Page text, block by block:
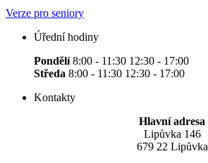
Verze pro seniory
Úřední hodiny
Pondělí8:00 - 11:30 12:30 - 17:00
Středa 8:00 - 11:30 12:30 - 17:00
Kontakty
Hlavní adresa
Lipůvka 146
679 22 Lipůvka